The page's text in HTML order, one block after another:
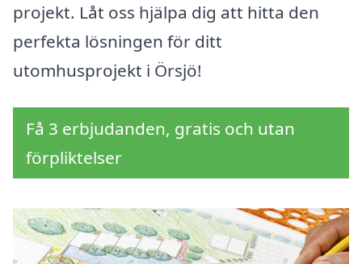
projekt. Låt oss hjälpa dig att hitta den
perfekta lösningen för ditt
utomhusprojekt i Örsjö!
Få 3 erbjudanden, gratis och utan
förpliktelser